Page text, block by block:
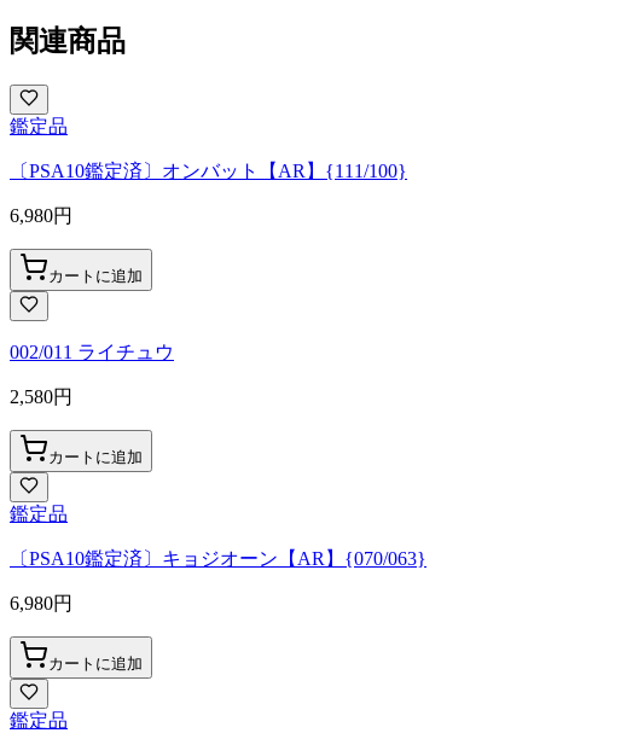
関連商品
鑑定品
〔PSA10鑑定済〕オンバット【AR】{111/100}
6,980円
カートに追加
002/011 ライチュウ
2,580円
カートに追加
鑑定品
〔PSA10鑑定済〕キョジオーン【AR】{070/063}
6,980円
カートに追加
鑑定品